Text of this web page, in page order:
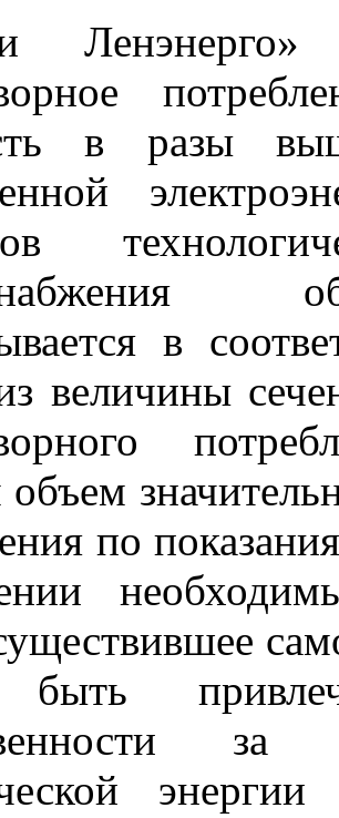
в разы
в
величины
объем
по
за